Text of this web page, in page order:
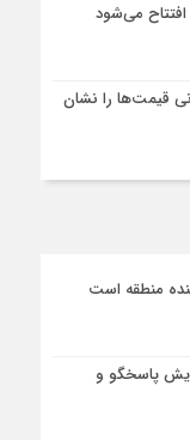
قیمت‌ها را نشان
منطقه است
پاسخگو و